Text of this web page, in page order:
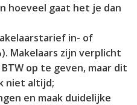
hoeveel gaat het je dan
in- of
Makelaars zijn verplicht
op te geven, maar dit
niet altijd;
en maak duidelijke